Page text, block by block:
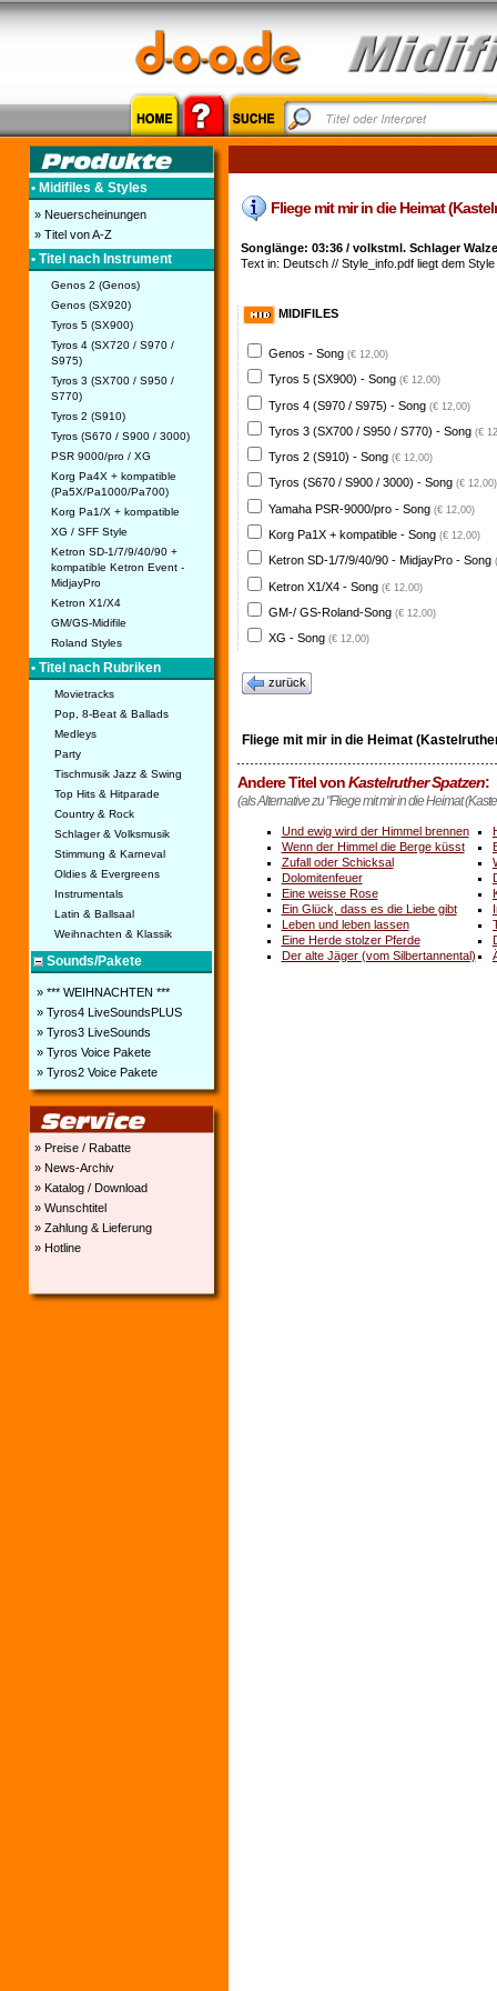
• Midifiles & Styles
» Neuerscheinungen
» Titel von A-Z
• Titel nach Instrument
Genos 2 (Genos)
Genos (SX920)
Tyros 5 (SX900)
Tyros 4 (SX720 / S970 /
S975)
Tyros 3 (SX700 / S950 /
S770)
Tyros 2 (S910)
Tyros (S670 / S900 / 3000)
PSR 9000/pro / XG
Korg Pa4X + kompatible
(Pa5X/Pa1000/Pa700)
Korg Pa1/X + kompatible
XG / SFF Style
Ketron SD-1/7/9/40/90 +
kompatible Ketron Event -
MidjayPro
Ketron X1/X4
GM/GS-Midifile
Roland Styles
• Titel nach Rubriken
Movietracks
Pop, 8-Beat & Ballads
Medleys
Party
Tischmusik Jazz & Swing
Top Hits & Hitparade
Country & Rock
Schlager & Volksmusik
Stimmung & Karneval
Oldies & Evergreens
Instrumentals
Latin & Ballsaal
Weihnachten & Klassik
Sounds/Pakete
» *** WEIHNACHTEN ***
» Tyros4 LiveSoundsPLUS
» Tyros3 LiveSounds
» Tyros Voice Pakete
» Tyros2 Voice Pakete
» Preise / Rabatte
» News-Archiv
» Katalog / Download
» Wunschtitel
» Zahlung & Lieferung
» Hotline
Fliege mit mir in die Heimat
Songlänge: 03:36 / volkstml. Schlager
Text in: Deutsch // Style_info.pdf liegt dem
MIDIFILES
Genos - Song (€ 12,00)
Tyros 5 (SX900) - Song (€ 12,00)
Tyros 4 (S970 / S975) - Song (€ 12,00)
Tyros 3 (SX700 / S950 / S770) - Song (€
Tyros 2 (S910) - Song (€ 12,00)
Tyros (S670 / S900 / 3000) - Song (€ 12,00)
Yamaha PSR-9000/pro - Song (€ 12,00)
Korg Pa1X + kompatible - Song (€ 12,00)
Ketron SD-1/7/9/40/90 - MidjayPro - Song
Ketron X1/X4 - Song (€ 12,00)
GM-/ GS-Roland-Song (€ 12,00)
XG - Song (€ 12,00)
zurück
Fliege mit mir in die Heimat
Andere Titel vonKastelruther Spatzen:
(als Alternative zu "Fliege mit mir in die Heimat
Und ewig wird der Himmel brennen
Wenn der Himmel die Berge küsst
Zufall oder Schicksal
Dolomitenfeuer
Eine weisse Rose
Ein Glück, dass es die Liebe gibt
Leben und leben lassen
Eine Herde stolzer Pferde
Der alte Jäger (vom Silbertannental)